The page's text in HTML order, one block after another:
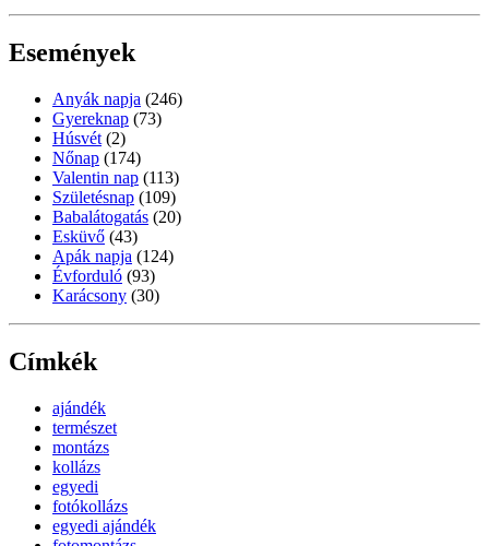
Események
Anyák napja (246)
Gyereknap (73)
Húsvét (2)
Nőnap (174)
Valentin nap (113)
Születésnap (109)
Babalátogatás (20)
Esküvő (43)
Apák napja (124)
Évforduló (93)
Karácsony (30)
Címkék
ajándék
természet
montázs
kollázs
egyedi
fotókollázs
egyedi ajándék